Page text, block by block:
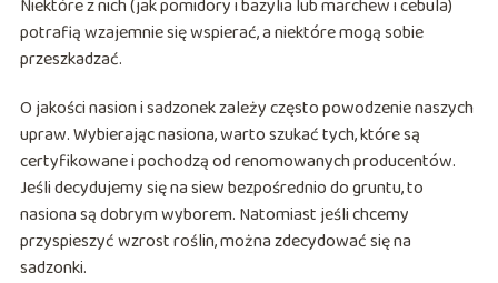
Niektóre z nich (jak pomidory i bazylia lub marchew i cebula)
potrafią wzajemnie się wspierać, a niektóre mogą sobie
przeszkadzać.
O jakości nasion i sadzonek zależy często powodzenie naszych
upraw. Wybierając nasiona, warto szukać tych, które są
certyfikowane i pochodzą od renomowanych producentów.
Jeśli decydujemy się na siew bezpośrednio do gruntu, to
nasiona są dobrym wyborem. Natomiast jeśli chcemy
przyspieszyć wzrost roślin, można zdecydować się na
sadzonki.